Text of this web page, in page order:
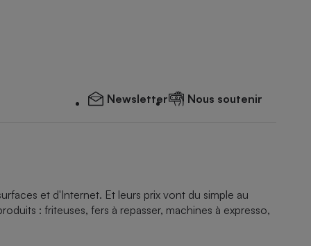
Newsletter Nous soutenir
et d'Internet. Et leurs prix vont du simple au
: friteuses, fers à repasser, machines à expresso,